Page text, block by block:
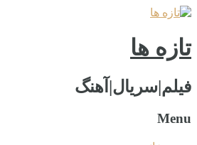
تازه ها
فیلم|سریال|آهنگ
Menu